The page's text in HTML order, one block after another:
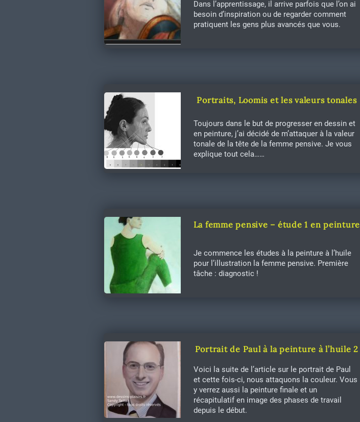
Dans l’apprentissage, il arrive parfois que l’on ai
besoin d’inspiration ou de regarder comment
pratiquent les gens plus avancés que vous.
Portraits, Loomis et les valeurs tonales
Toujours dans le but de progresser en dessin et
en peinture, j’ai décidé de m’attaquer à la valeur
tonale de la tête de la femme pensive. Je vous
explique tout cela……
La femme pensive – étude 1 en peinture
Je commence les études à la peinture à l’huile
pour l’illustration la femme pensive. Première
tâche : diagnostic !
Portrait de Paul à la peinture à l’huile 2
Voici la suite de l’article sur le portrait de Paul
et cette fois-ci, nous attaquons la couleur. Vous
y verrez aussi la peinture finale et un
récapitulatif en image des phases de travail
depuis le début.